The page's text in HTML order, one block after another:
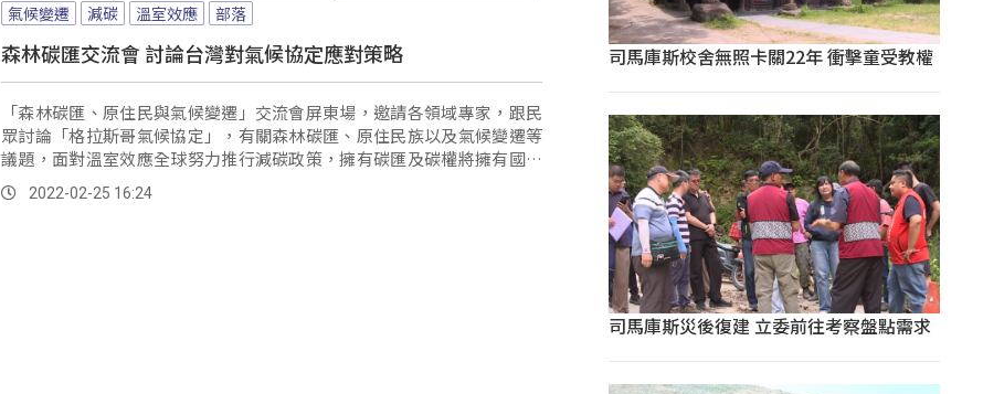
氣候變遷
減碳 溫室效應 部落
森林碳匯交流會 討論台灣對氣候協定應對策略
「森林碳匯、原住民與氣候變遷」交流會屏東場，邀請各領域專家，跟民
眾討論「格拉斯哥氣候協定」，有關森林碳匯、原住民族以及氣候變遷等
議題，面對溫室效應全球努力推行減碳政策，擁有碳匯及碳權將擁有國際
影響力，專家認為台灣也應該積極應對。
2022-02-25 16:24
司馬庫斯校舍無照卡關22年 衝擊童受教權
司馬庫斯災後復建 立委前往考察盤點需求